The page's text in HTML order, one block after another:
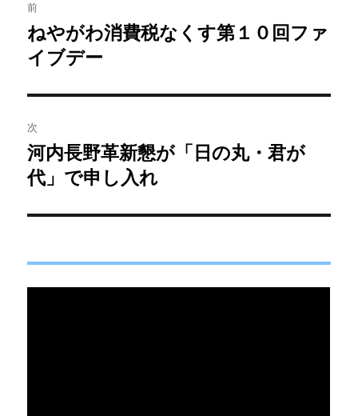
稿
ナ
ビ
ゲ
ー
シ
ン
前
前
の
稿:
ねやがわ消費税なくす第１０回ファ
イブデー
次
次
の
稿:
河内長野革新懇が「日の丸・君が
代」で申し入れ